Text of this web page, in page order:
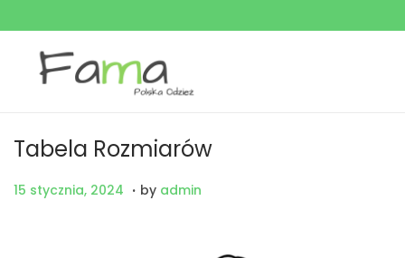
Tabela Rozmiarów
P
15 stycznia, 2024 . by admin